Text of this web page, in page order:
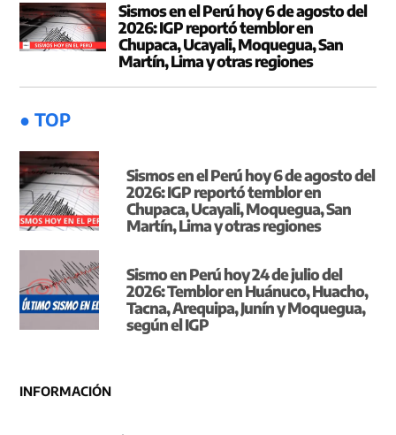
Sismos en el Perú hoy 6 de agosto del
2026: IGP reportó temblor en
Chupaca, Ucayali, Moquegua, San
Martín, Lima y otras regiones
● TOP
Sismos en el Perú hoy 6 de agosto del
2026: IGP reportó temblor en
Chupaca, Ucayali, Moquegua, San
Martín, Lima y otras regiones
Sismo en Perú hoy 24 de julio del
2026: Temblor en Huánuco, Huacho,
Tacna, Arequipa, Junín y Moquegua,
según el IGP
INFORMACIÓN